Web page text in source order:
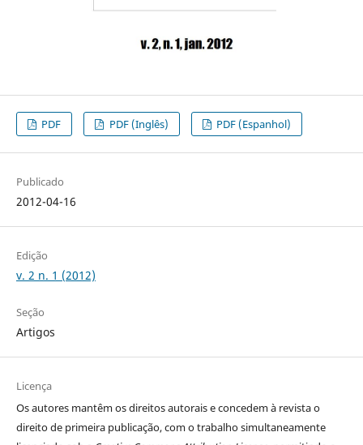
PDF PDF (Inglês) PDF (Espanhol)
Publicado
2012-04-16
Edição
v. 2 n. 1 (2012)
Seção
Artigos
Licença
Os autores mantêm os direitos autorais e concedem à revista o
direito de primeira publicação, com o trabalho simultaneamente